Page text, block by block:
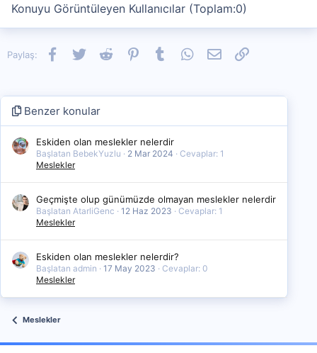
Konuyu Görüntüleyen Kullanıcılar (Toplam:0)
Paylaş: Facebook
TwitterReddit PinterestTumblrWhatsApp
E-postaLink
Benzer konular
Eskiden olan meslekler nelerdir
Başlatan BebekYuzlu 2 Mar 2024
Cevaplar: 1
Meslekler
Geçmişte olup günümüzde olmayan meslekler nelerdir
Başlatan AtarliGenc 12 Haz 2023
Cevaplar: 1
Meslekler
Eskiden olan meslekler nelerdir?
Başlatan admin 17 May 2023
Cevaplar: 0
Meslekler
Meslekler